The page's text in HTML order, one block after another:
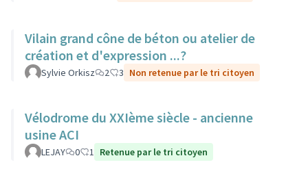
Vilain grand cône de béton ou atelier de
création et d'expression ...?
Sylvie Orkisz 2 3 Non retenue par le tri citoyen
Vélodrome du XXIème siècle - ancienne
usine ACI
LEJAY 0 1 Retenue par le tri citoyen